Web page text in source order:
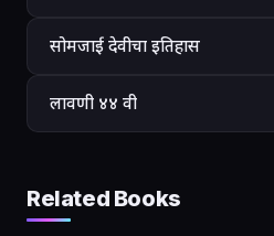
सोमजाई देवीचा इतिहास
लावणी ४४ वी
Related Books